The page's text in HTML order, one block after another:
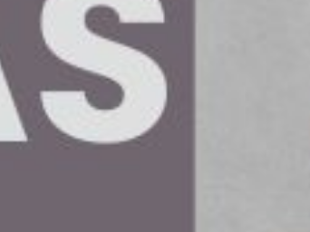
steg mot en fossilfri
Detta initiativ innebär att
användas som standard för alla
från Shanghai till Hamburg
fossilfria utan extra kostnader för
till hållbara sjötransporter och har därför
och hamnarna i Hamburg och Göteborg med
kommer biofuel insets automatiskt att